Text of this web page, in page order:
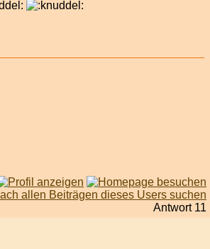
Antwort 11